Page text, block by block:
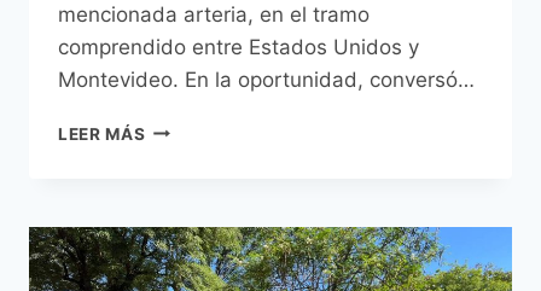
mencionada arteria, en el tramo
comprendido entre Estados Unidos y
Montevideo. En la oportunidad, conversó…
LEER MÁS JEFE
ANOCHE
LA
5TA.